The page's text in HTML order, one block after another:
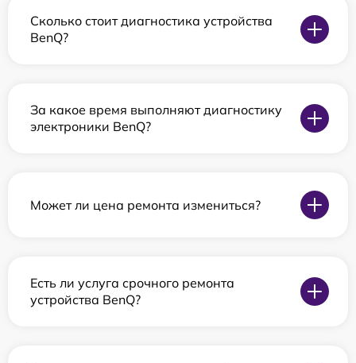
Сколько стоит диагностика устройства
BenQ?
За какое время выполняют диагностику
электроники BenQ?
Может ли цена ремонта измениться?
Есть ли услуга срочного ремонта
устройства BenQ?